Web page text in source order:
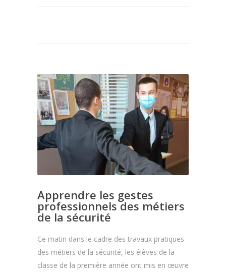
Apprendre les gestes
professionnels des métiers
de la sécurité
Ce matin dans le cadre des travaux pratiques
des métiers de la sécurité, les élèves de la
classe de la première année ont mis en œuvre